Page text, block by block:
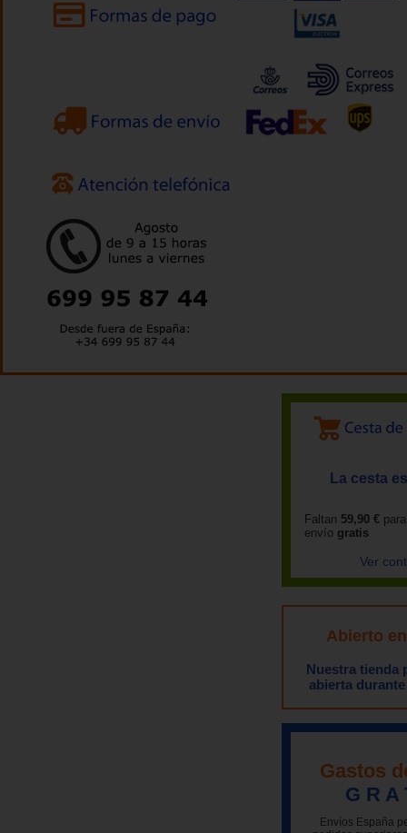
La cesta
Faltan 59,90 €
envío gratis
Ver
Abierto
Nuestra tienda
abierta
Gastos
G R A
Envíos España